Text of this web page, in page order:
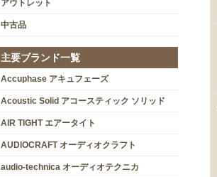
アウトレット
中古品
主要ブランド一覧
Accuphase アキュフェーズ
Acoustic Solid アコースティック ソリッド
AIR TIGHT エアータイト
AUDIOCRAFT オーディオクラフト
audio-technica オーディオテクニカ